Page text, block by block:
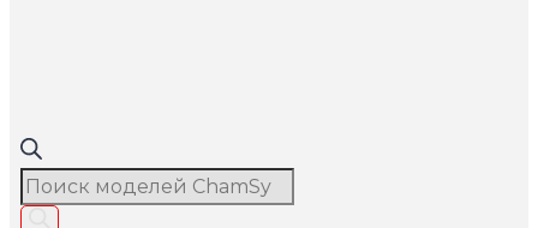
Поиск
товаров